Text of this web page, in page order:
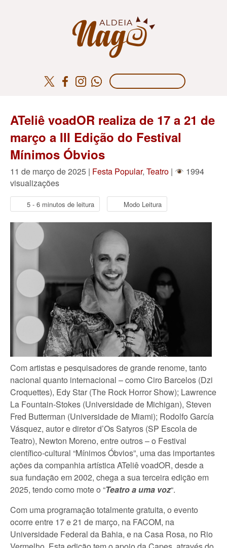
ATeliê voadOR realiza de 17 a 21 de
março a III Edição do Festival
Mínimos Óbvios
11 de março de 2025 | Festa Popular, Teatro |
1994
visualizações
5 - 6 minutos de leitura Modo Leitura
Com artistas e pesquisadores de grande renome, tanto
nacional quanto internacional – como Ciro Barcelos (Dzi
Croquettes), Edy Star (The Rock Horror Show); Lawrence
La Fountain-Stokes (Universidade de Michigan), Steven
Fred Butterman (Universidade de Miami); Rodolfo García
Vásquez, autor e diretor d’Os Satyros (SP Escola de
Teatro), Newton Moreno, entre outros – o Festival
científico-cultural “Mínimos Óbvios”, uma das importantes
ações da companhia artística ATeliê voadOR, desde a
sua fundação em 2002, chega a sua terceira edição em
2025, tendo como mote o “Teatro a uma voz“.
Com uma programação totalmente gratuita, o evento
ocorre entre 17 e 21 de março, na FACOM, na
Universidade Federal da Bahia, e na Casa Rosa, no Rio